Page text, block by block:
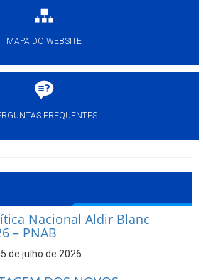
MAPA DO WEBSITE
FREQUENTES
Nacional Aldir Blanc
– PNAB
de julho de 2026